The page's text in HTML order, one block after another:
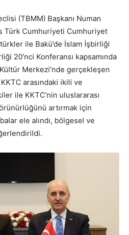
(TBMM) Başkanı Numan
Türk Cumhuriyeti Cumhuriyet
ile Bakü’de İslam İşbirliği
20’nci Konferansı kapsamında
Merkezi’nde gerçekleşen
arasındaki ikili ve
ile KKTC’nin uluslararası
artırmak için
ele alındı, bölgesel ve